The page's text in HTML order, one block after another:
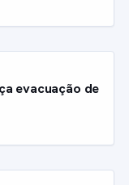
evacuação de